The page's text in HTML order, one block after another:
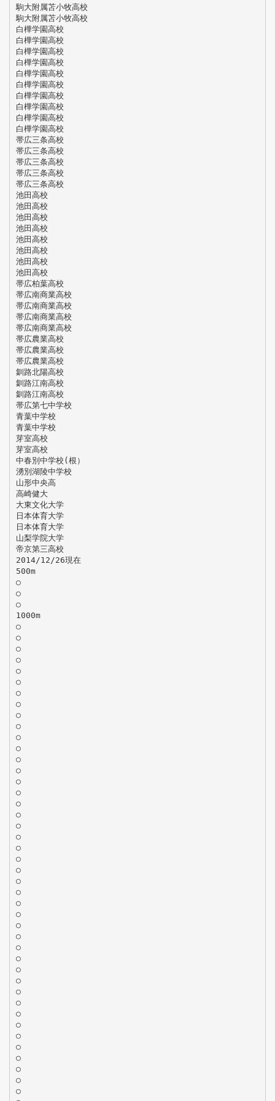
駒大附属苫小牧高校
駒大附属苫小牧高校
白樺学園高校
白樺学園高校
白樺学園高校
白樺学園高校
白樺学園高校
白樺学園高校
白樺学園高校
白樺学園高校
白樺学園高校
白樺学園高校
帯広三条高校
帯広三条高校
帯広三条高校
帯広三条高校
帯広三条高校
池田高校
池田高校
池田高校
池田高校
池田高校
池田高校
池田高校
池田高校
帯広柏葉高校
帯広南商業高校
帯広南商業高校
帯広南商業高校
帯広南商業高校
帯広農業高校
帯広農業高校
帯広農業高校
釧路北陽高校
釧路江南高校
釧路江南高校
帯広第七中学校
青葉中学校
青葉中学校
芽室高校
芽室高校
中春別中学校(根）
湧別湖陵中学校
山形中央高
高崎健大
大東文化大学
日本体育大学
日本体育大学
山梨学院大学
帝京第三高校
2014/12/26現在
500m
○
○
○
1000m
○
○
○
○
○
○
○
○
○
○
○
○
○
○
○
○
○
○
○
○
○
○
○
○
○
○
○
○
○
○
○
○
○
○
○
○
○
○
○
○
○
○
○